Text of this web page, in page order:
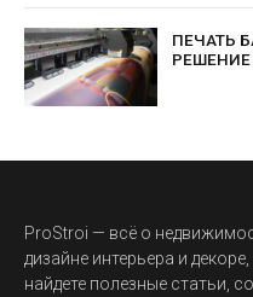
ПЕЧАТЬ
ProStroi — всё о
дизайне интерьера и
найдете полезные статьи,